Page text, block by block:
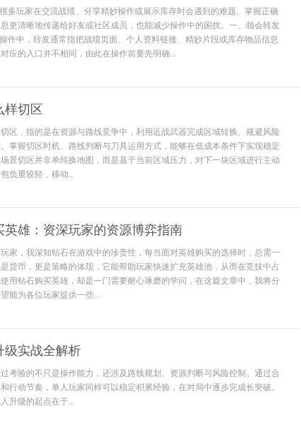
多玩家在交流战绩、分享精妙操作或展示库存时会遇到的难题。掌握正确
更清晰地传递给好友或社区成员，也能减少操作中的困扰。一、领会转发
作中，转发通常指把战绩页面、个人资料链接、精妙片段或库存物品信息
应的入口并不相同，由此在操作前要先明确...
样切区
区，指的是在资源与路线竞争中，利用近战武器完成区域转换、规避风险
掌握切区时机、路线判断与刀具运用方式，能够在低成本条件下实现稳定
景切区并非单纯换地图，而是基于当前区域压力，对下一块区域进行主动
负重较轻，移动...
英雄：资深玩家的资源博弈指南
家，我深知钻石在游戏中的珍贵性，每当面对英雄购买的选择时，总需一
货币，更是策略的体现，它能帮助玩家快速扩充英雄池，从而在竞技中占
用钻石购买英雄，却是一门需要耐心琢磨的学问，在这篇文章中，我将分
能为各位玩家提供一些...
级实战全解析
考验的不只是操作能力，还涉及路线规划、资源判断与风险控制。通过合
行动节奏，单人玩家同样可以稳定积累经验，在对局中逐步完成长突破。
升级的起点在于...